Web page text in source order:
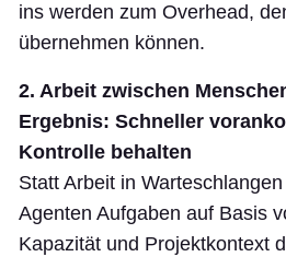
ins werden zum Overhead,
übernehmen können.
2. Arbeit zwischen
Ergebnis: Schneller
Kontrolle behalten
Statt Arbeit in
Agenten Aufgaben auf Basis
Kapazität und Projektkontext